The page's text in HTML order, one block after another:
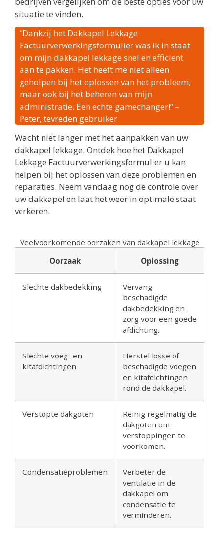
situatie te vinden.
“Dankzij het Dakkapel Lekkage
Factuurverwerkingsformulier was ik in staat
om mijn dakkapel lekkage snel en efficiënt
aan te pakken. Het heeft me niet alleen
geholpen bij het oplossen van het probleem,
maar ook bij het beheren van mijn
administratie. Een echte gamechanger!” –
Peter, tevreden gebruiker
Wacht niet langer met het aanpakken van uw
dakkapel lekkage. Ontdek hoe het Dakkapel
Lekkage Factuurverwerkingsformulier u kan
helpen bij het oplossen van deze problemen en
reparaties. Neem vandaag nog de controle over
uw dakkapel en laat het weer in optimale staat
verkeren.
Veelvoorkomende oorzaken van dakkapel lekkage
Oorzaak
Oplossing
Slechte dakbedekking
Vervang
beschadigde
dakbedekking en
zorg voor een goede
afdichting.
Slechte voeg- en
kitafdichtingen
Herstel losse of
beschadigde voegen
en kitafdichtingen
rond de dakkapel.
Verstopte dakgoten
Reinig regelmatig de
dakgoten om
verstoppingen te
voorkomen.
Condensatieproblemen
Verbeter de
ventilatie in de
dakkapel om
condensatie te
verminderen.